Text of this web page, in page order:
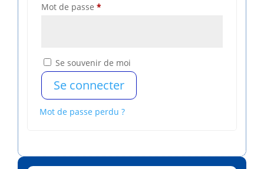
Mot de passe *Obligatoire
Se souvenir de moi
Se connecter
Mot de passe perdu ?